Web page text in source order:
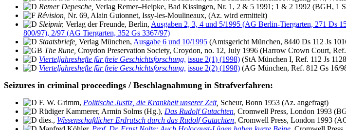
Remer Depesche, Verlag Remer–Heipke, Bad Kissingen, Nr. 1, 2 & 5 1991; 1 & 2 1992 (BGH, 1
Révision, Nr. 69, Alain Guionnet, Issy-les-Moulineaux, (Az. wird ermittelt)
Sleipnir, Verlag der Freunde, Berlin, Ausgaben 2, 3, 4 und 5/1995 (AG Berlin-Tiergarten, 271 Ds
800/97), 2/97 (AG Tiergarten, 352 Gs 3367/97)
Staatsbriefe, Verlag München, Ausgabe 6 und 10/1995 (Amtsgericht München, 8440 Ds 112 Js
The Rune, Croydon Preservation Society, Croydon, no. 12, July 1996 (Harrow Crown Court,
Vierteljahreshefte für freie Geschichtsforschung, issue 2(1) (1998) (StA München I, Ref. 112 Js
Vierteljahreshefte für freie Geschichtsforschung, issue 2(2) (1998) (AG München, Ref. 812 Gs 16/
Seizures in criminal proceedings / Beschlagnahmung in Strafverfahren:
F. W. Grimm, Politische Justiz, die Krankheit unserer Zeit, Scheur, Bonn 1953 (Az. angefragt)
Rüdiger Kammerer, Armin Solms (Hg.), Das Rudolf Gutachten Cromwell Press, London 1993
dies., Wissenschaftlicher Erdrutsch durch das Rudolf Gutachten Cromwell Press, London 1993